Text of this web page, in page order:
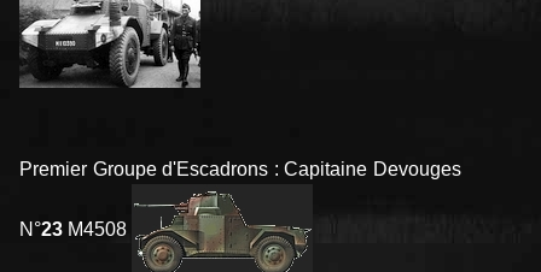
Premier Groupe d'Escadrons : Capitaine Devouges
N°23 M4508